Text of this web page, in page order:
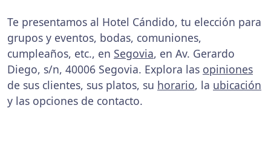
Te presentamos al Hotel Cándido, tu elección para
grupos y eventos, bodas, comuniones,
cumpleaños, etc., en Segovia, en Av. Gerardo
Diego, s/n, 40006 Segovia. Explora las opiniones
de sus clientes, sus platos, su horario, la ubicación
y las opciones de contacto.